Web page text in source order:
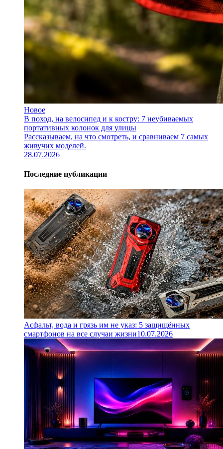
Новое
В поход, на велосипед и к костру: 7 неубиваемых
портативных колонок для улицы
Рассказываем, на что смотреть, и сравниваем 7 самых
живучих моделей.
28.07.2026
Последние публикации
Асфальт, вода и грязь им не указ: 5 защищённых
смартфонов на все случаи жизни10.07.2026